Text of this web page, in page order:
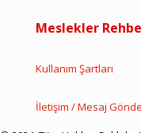
Meslekler
Kullanım Şartları
İletişim / Mesaj